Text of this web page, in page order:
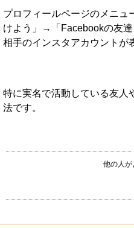
プロフィールページのメニュ
けよう」→「Facebookの友
相手のインスタアカウントが
特に実名で活動している友人
法です。
他の人が